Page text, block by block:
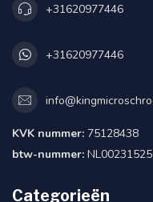
+31620977446
+31620977446
KVK nummer: 75128438
btw-nummer:
Categorieën